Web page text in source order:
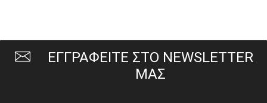
ΕΓΓΡΑΦΕΙΤΕ ΣΤΟ NEWSLETTER
ΜΑΣ